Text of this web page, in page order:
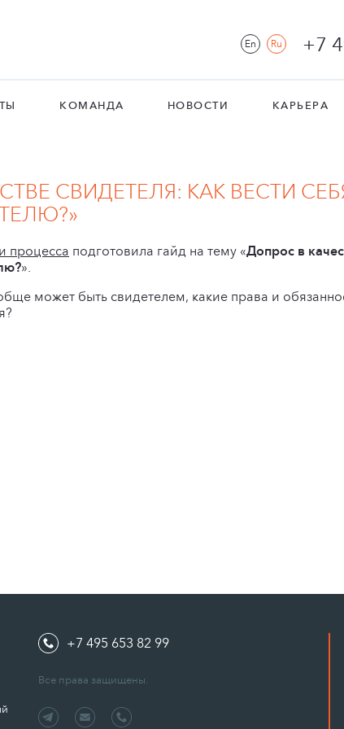
En Ru +7
КОМАНДА НОВОСТИ КАРЬЕРА
СВИДЕТЕЛЯ: КАК ВЕСТИ
процесса подготовила гайд на тему «Допрос в
».
может быть свидетелем, какие права и
+7 495 653 82 99
Все права защищены.